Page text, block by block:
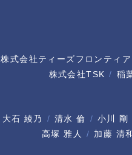
株式会社ティーズフロンティア
株式会社TSK
稲
大石 綾乃 清水 倫 小川 剛
高塚 雅人
加藤 清